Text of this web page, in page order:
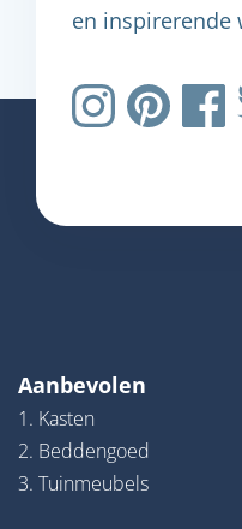
en inspirerende
Aanbevolen
1. Kasten
2. Beddengoed
3. Tuinmeubels